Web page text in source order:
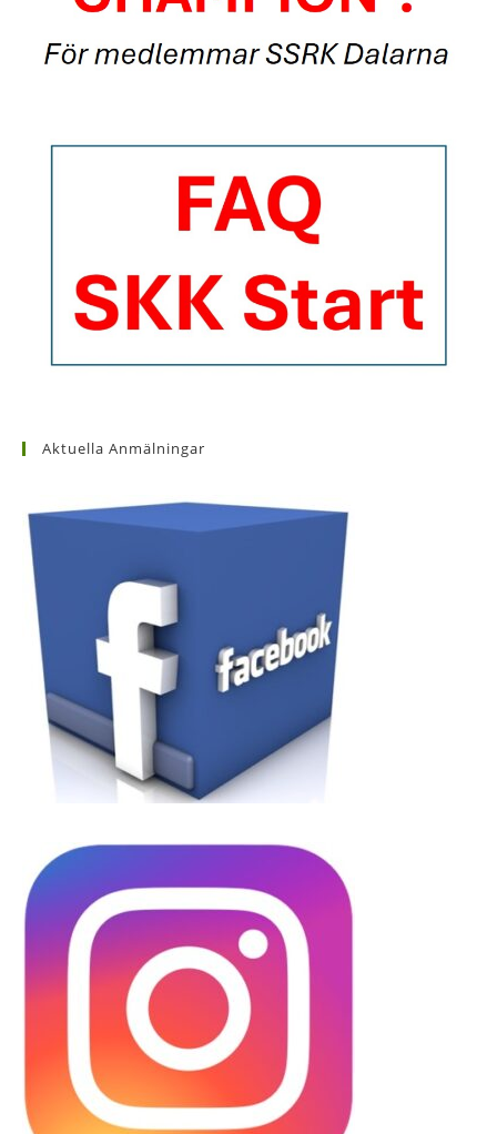
Aktuella Anmälningar